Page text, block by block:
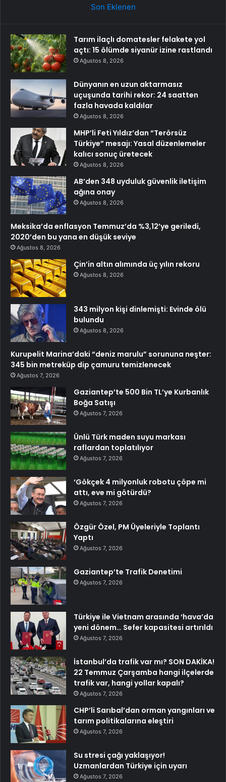
Son Eklenen
Tarım ilaçlı domatesler felakete yol
açtı: 15 ölümde siyanür izine rastlandı
Ağustos 8, 2026
Dünyanın en uzun aktarmasız
uçuşunda tarihi rekor: 24 saatten
fazla havada kaldılar
Ağustos 8, 2026
MHP’li Feti Yıldız’dan “Terörsüz
Türkiye” mesajı: Yasal düzenlemeler
kalıcı sonuç üretecek
Ağustos 8, 2026
AB’den 348 uyduluk güvenlik iletişim
ağına onay
Ağustos 8, 2026
Meksika’da enflasyon Temmuz’da %3,12’ye geriledi,
2020’den bu yana en düşük seviye
Ağustos 8, 2026
Çin’in altın alımında üç yılın rekoru
Ağustos 8, 2026
343 milyon kişi dinlemişti: Evinde ölü
bulundu
Ağustos 8, 2026
Kurupelit Marina’daki “deniz marulu” sorununa neşter:
345 bin metreküp dip çamuru temizlenecek
Ağustos 7, 2026
Gaziantep’te 500 Bin TL’ye Kurbanlık
Boğa Satışı
Ağustos 7, 2026
Ünlü Türk maden suyu markası
raflardan toplatılıyor
Ağustos 7, 2026
‘Gökçek 4 milyonluk robotu çöpe mi
attı, eve mi götürdü?
Ağustos 7, 2026
Özgür Özel, PM Üyeleriyle Toplantı
Yaptı
Ağustos 7, 2026
Gaziantep’te Trafik Denetimi
Ağustos 7, 2026
Türkiye ile Vietnam arasında ‘hava’da
yeni dönem… Sefer kapasitesi artırıldı
Ağustos 7, 2026
İstanbul’da trafik var mı? SON DAKİKA!
22 Temmuz Çarşamba hangi ilçelerde
trafik var, hangi yollar kapalı?
Ağustos 7, 2026
CHP’li Sarıbal’dan orman yangınları ve
tarım politikalarına eleştiri
Ağustos 7, 2026
Su stresi çağı yaklaşıyor!
Uzmanlardan Türkiye için uyarı
Ağustos 7, 2026